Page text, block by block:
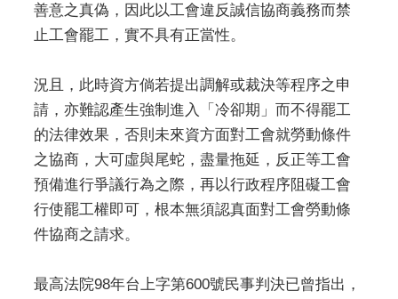
善意之真偽，因此以工會違反誠信協商義務而禁
止工會罷工，實不具有正當性。
況且，此時資方倘若提出調解或裁決等程序之申
請，亦難認產生強制進入「冷卻期」而不得罷工
的法律效果，否則未來資方面對工會就勞動條件
之協商，大可虛與尾蛇，盡量拖延，反正等工會
預備進行爭議行為之際，再以行政程序阻礙工會
行使罷工權即可，根本無須認真面對工會勞動條
件協商之請求。
最高法院98年台上字第600號民事判決已曾指出，